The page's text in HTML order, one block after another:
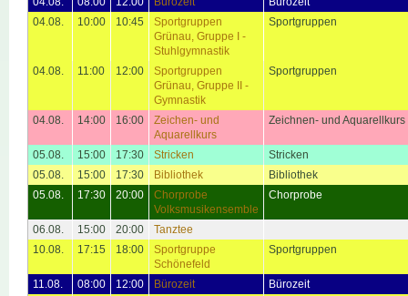
04.08.
10:00 10:45
Sportgruppen
Grünau, Gruppe I -
Stuhlgymnastik
Sportgruppen
04.08. 11:00 12:00
Sportgruppen
Grünau, Gruppe II -
Gymnastik
Sportgruppen
04.08. 14:00 16:00
Zeichen- und
Aquarellkurs
Zeichnen- und Aquarellkurs
05.08. 15:00 17:30 Stricken
Stricken
05.08.
15:00 17:30 Bibliothek
Bibliothek
05.08.
17:30 20:00
Chorprobe
Volksmusikensemble
Chorprobe
06.08. 15:00 20:00
Tanztee
10.08.
17:15 18:00
Sportgruppe
Schönefeld
Sportgruppen
11.08. 08:00 12:00 Bürozeit
Bürozeit